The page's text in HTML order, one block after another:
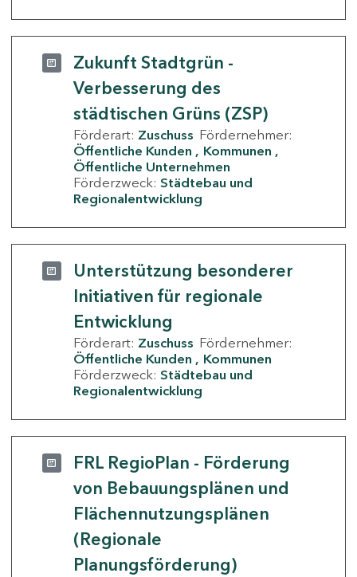
Zukunft Stadtgrün -
Verbesserung des
städtischen Grüns (ZSP)
Förderart: Zuschuss Fördernehmer:
Öffentliche Kunden
Kommunen
Öffentliche Unternehmen
Förderzweck: Städtebau und
Regionalentwicklung
Unterstützung besonderer
Initiativen für regionale
Entwicklung
Förderart: Zuschuss Fördernehmer:
Öffentliche Kunden
Kommunen
Förderzweck: Städtebau und
Regionalentwicklung
FRL RegioPlan - Förderung
von Bebauungsplänen und
Flächennutzungsplänen
(Regionale
Planungsförderung)